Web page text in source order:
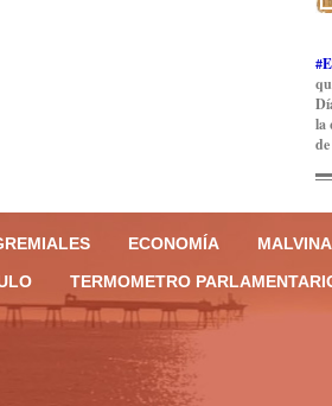
la
ECONOMÍA
TERMOMETRO